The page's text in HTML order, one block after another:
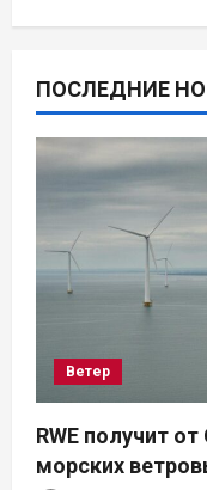
ПОСЛЕДНИЕ
Ветер
RWE получит
морских